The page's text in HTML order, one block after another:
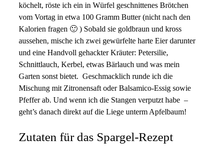
köchelt, röste ich ein in Würfel geschnittenes Brötchen
vom Vortag in etwa 100 Gramm Butter (nicht nach den
Kalorien fragen 🙂 ) Sobald sie goldbraun und kross
aussehen, mische ich zwei gewürfelte harte Eier darunter
und eine Handvoll gehackter Kräuter: Petersilie,
Schnittlauch, Kerbel, etwas Bärlauch und was mein
Garten sonst bietet. Geschmacklich runde ich die
Mischung mit Zitronensaft oder Balsamico-Essig sowie
Pfeffer ab. Und wenn ich die Stangen verputzt habe –
geht’s danach direkt auf die Liege unterm Apfelbaum!
Zutaten für das Spargel-Rezept